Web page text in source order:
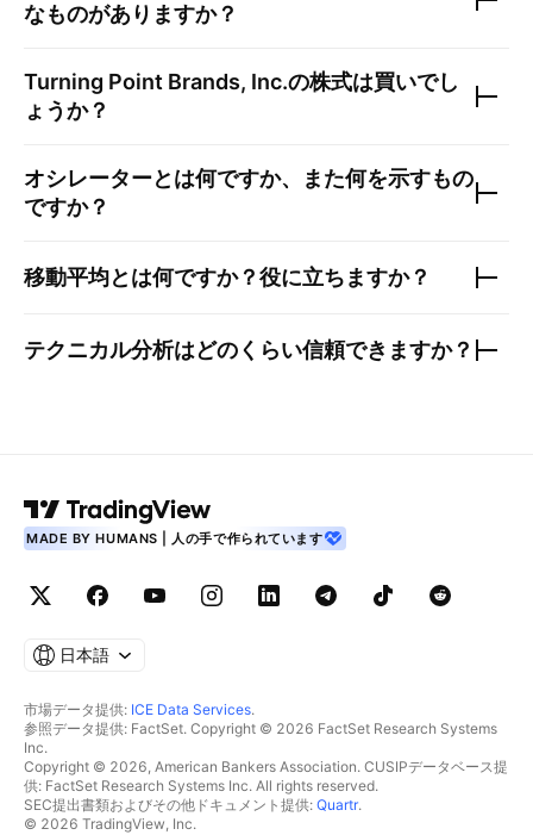
なものがありますか？
Turning Point Brands, Inc.の株式は買いでし
ょうか？
オシレーターとは何ですか、また何を示すもの
ですか？
移動平均とは何ですか？役に立ちますか？
テクニカル分析はどのくらい信頼できますか？
MADE BY HUMANS | 人の手で作られています
日本語
市場データ提供: ICE Data Services.
参照データ提供: FactSet. Copyright © 2026 FactSet Research Systems
Inc.
Copyright © 2026, American Bankers Association. CUSIPデータベース提
供: FactSet Research Systems Inc. All rights reserved.
SEC提出書類およびその他ドキュメント提供: Quartr.
© 2026 TradingView, Inc.